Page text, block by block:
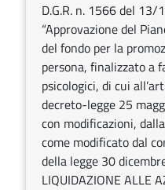
D.G.R. n. 1566 del
“Approvazione del
del fondo per la
persona, finalizzato a
psicologici, di cui
decreto-legge 25
con modificazioni,
come modificato dal
della legge 30
LIQUIDAZIONE ALLE